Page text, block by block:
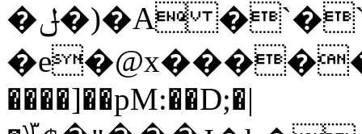
�ݪ�)�A �`�`���T�
����]��pM:��D;�|